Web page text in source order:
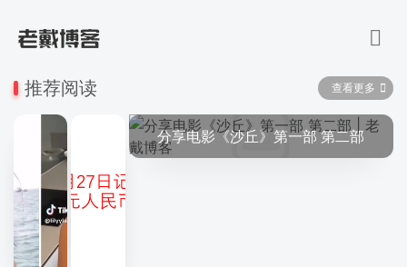
推荐阅读 查看更多
分享电影《沙丘》第一部 第二部